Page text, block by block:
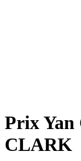
Prix Yan
CLARK